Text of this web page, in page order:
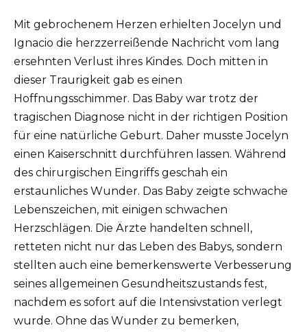
Mit gebrochenem Herzen erhielten Jocelyn und
Ignacio die herzzerreißende Nachricht vom lang
ersehnten Verlust ihres Kindes. Doch mitten in
dieser Traurigkeit gab es einen
Hoffnungsschimmer. Das Baby war trotz der
tragischen Diagnose nicht in der richtigen Position
für eine natürliche Geburt. Daher musste Jocelyn
einen Kaiserschnitt durchführen lassen. Während
des chirurgischen Eingriffs geschah ein
erstaunliches Wunder. Das Baby zeigte schwache
Lebenszeichen, mit einigen schwachen
Herzschlägen. Die Ärzte handelten schnell,
retteten nicht nur das Leben des Babys, sondern
stellten auch eine bemerkenswerte Verbesserung
seines allgemeinen Gesundheitszustands fest,
nachdem es sofort auf die Intensivstation verlegt
wurde. Ohne das Wunder zu bemerken,